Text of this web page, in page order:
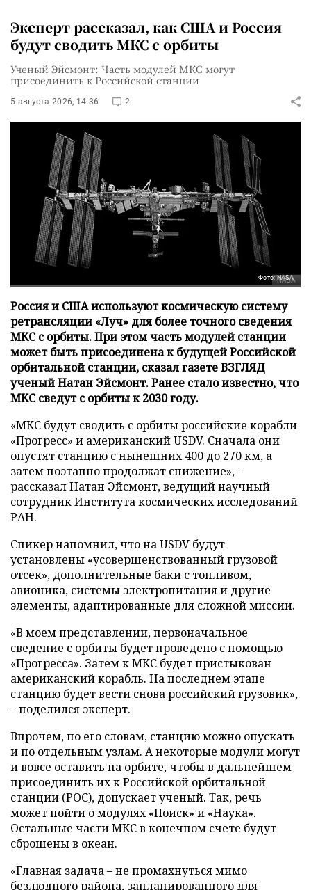
Эксперт рассказал, как США и Россия
будут сводить МКС с орбиты
Ученый Эйсмонт: Часть модулей МКС могут
присоединить к Российской станции
5 августа 2026, 14:36 2
Фото: NASA
Россия и США используют космическую систему
ретрансляции «Луч» для более точного сведения
МКС с орбиты. При этом часть модулей станции
может быть присоединена к будущей Российской
орбитальной станции, сказал газете ВЗГЛЯД
ученый Натан Эйсмонт. Ранее стало известно, что
МКС сведут с орбиты к 2030 году.
«МКС будут сводить с орбиты российские корабли
«Прогресс» и американский USDV. Сначала они
опустят станцию с нынешних 400 до 270 км, а
затем поэтапно продолжат снижение», –
рассказал Натан Эйсмонт, ведущий научный
сотрудник Института космических исследований
РАН.
Спикер напомнил, что на USDV будут
установлены «усовершенствованный грузовой
отсек», дополнительные баки с топливом,
авионика, системы электропитания и другие
элементы, адаптированные для сложной миссии.
«В моем представлении, первоначальное
сведение с орбиты будет проведено с помощью
«Прогресса». Затем к МКС будет пристыкован
американский корабль. На последнем этапе
станцию будет вести снова российский грузовик»,
– поделился эксперт.
Впрочем, по его словам, станцию можно опускать
и по отдельным узлам. А некоторые модули могут
и вовсе оставить на орбите, чтобы в дальнейшем
присоединить их к Российской орбитальной
станции (РОС), допускает ученый. Так, речь
может пойти о модулях «Поиск» и «Наука».
Остальные части МКС в конечном счете будут
сброшены в океан.
«Главная задача – не промахнуться мимо
безлюдного района, запланированного для